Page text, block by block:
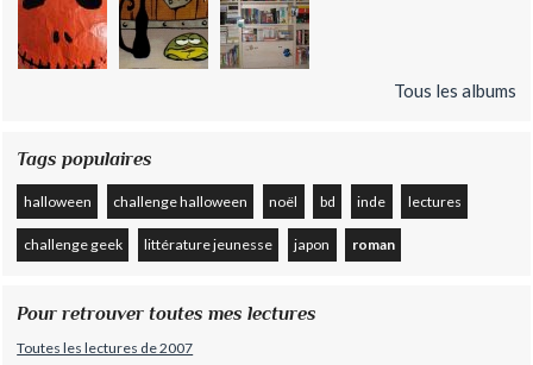
Tous les albums
Tags populaires
halloween challenge halloween noël bd inde lectures
challenge geek littérature jeunesse japon roman
Pour retrouver toutes mes lectures
Toutes les lectures de 2007